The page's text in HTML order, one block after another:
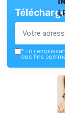
* En
des fins